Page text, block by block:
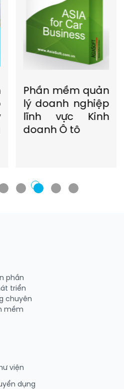
Phần mềm quản
lý doanh nghiệp
lĩnh vực Kinh
doanh Ô tô
phần
triển
chuyên
mềm
viện
dụng